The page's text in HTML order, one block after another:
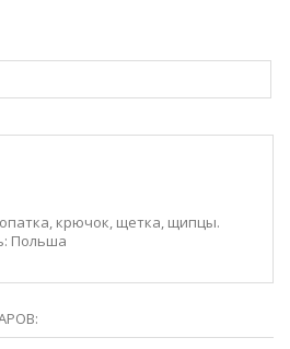
крючок, щетка, щипцы.
Польша